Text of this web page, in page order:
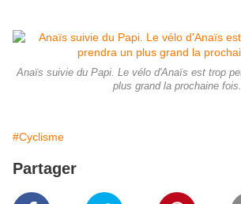
Anaïs suivie du Papi. Le vélo d'Anaïs est trop
plus grand la prochaine fois.
#Cyclisme
Partager